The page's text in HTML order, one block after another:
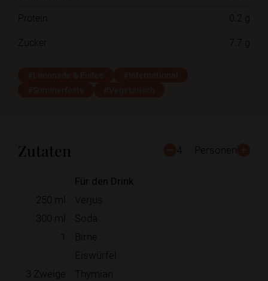
Protein
0.2 g
Zucker
7.7 g
Zutaten 4 Personen
Für den Drink
250 ml
Verjus
300 ml
Soda
1
Birne
Eiswürfel
3 Zweige Thymian